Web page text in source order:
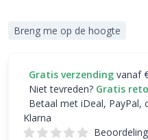
Breng me op de hoogte
Gratis verzending vanaf
Niet tevreden? Gratis
Betaal met iDeal,
Klarna